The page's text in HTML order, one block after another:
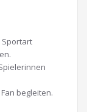
Sportart
begleiten.